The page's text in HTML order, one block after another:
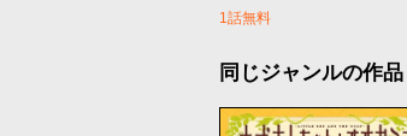
1話無料
同じジャンルの作品